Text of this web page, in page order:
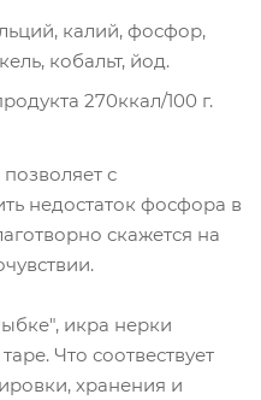
калий, фосфор,
кобальт, йод.
270ккал/100 г.
позволяет с
недостаток фосфора в
скажется на
икра нерки
Что соотвествует
хранения и